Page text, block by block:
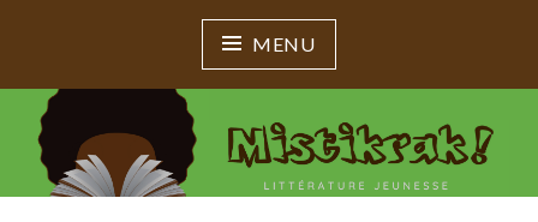
MENU
MISTIKRAK !
Littérature jeunesse